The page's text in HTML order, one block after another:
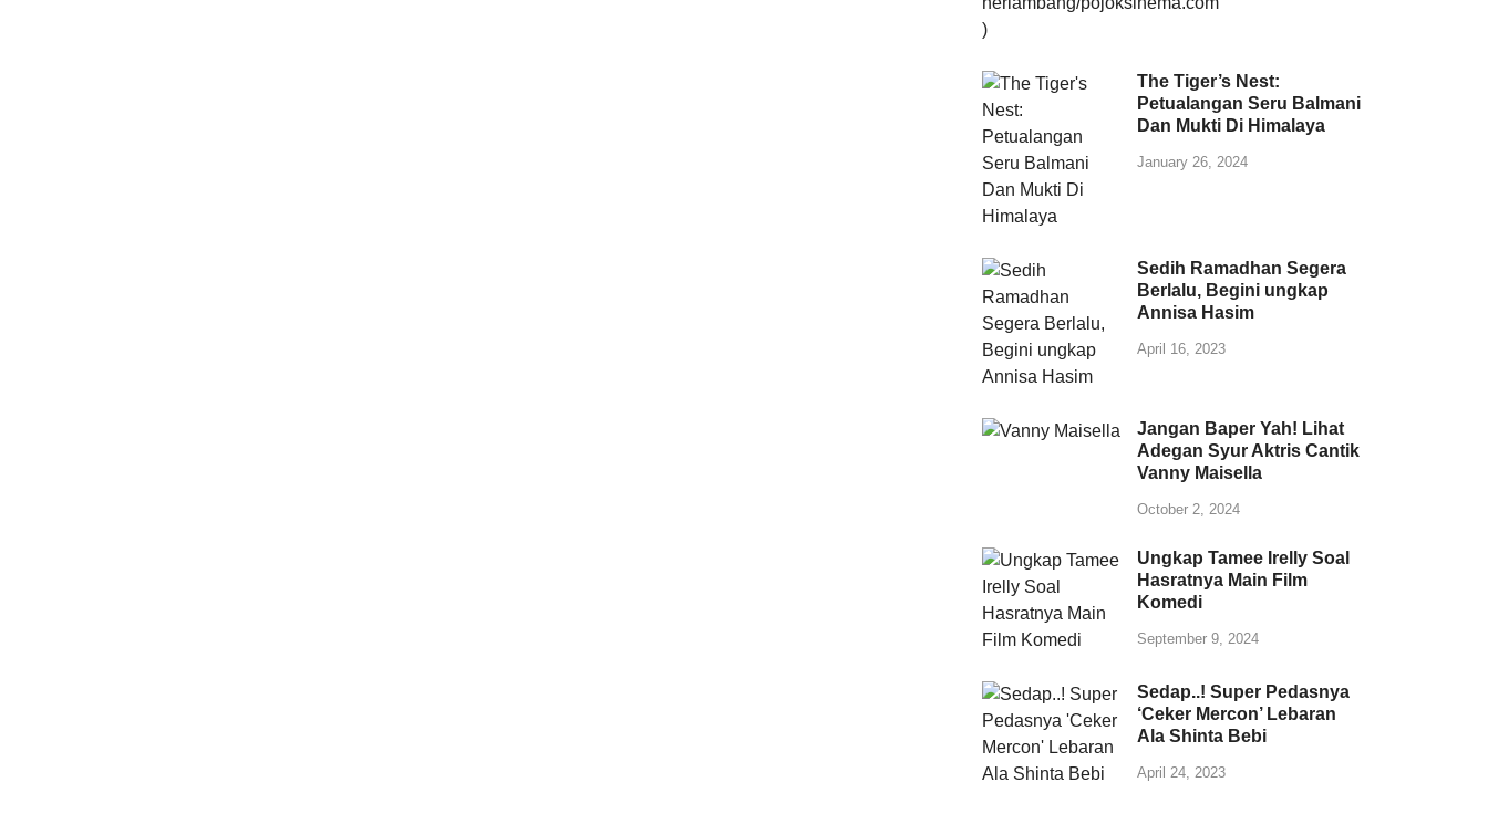
The Tiger’s Nest:
Petualangan Seru Balmani
Dan Mukti Di Himalaya
January 26, 2024
Sedih Ramadhan Segera
Berlalu, Begini ungkap
Annisa Hasim
April 16, 2023
Jangan Baper Yah! Lihat
Adegan Syur Aktris Cantik
Vanny Maisella
October 2, 2024
Ungkap Tamee Irelly Soal
Hasratnya Main Film
Komedi
September 9, 2024
Sedap..! Super Pedasnya
‘Ceker Mercon’ Lebaran
Ala Shinta Bebi
April 24, 2023